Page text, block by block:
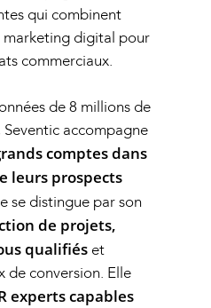
qui combinent
digital pour
commerciaux.
de 8 millions de
accompagne
comptes dans
leurs prospects
se distingue par son
de projets,
qualifiés et
de conversion. Elle
experts capables